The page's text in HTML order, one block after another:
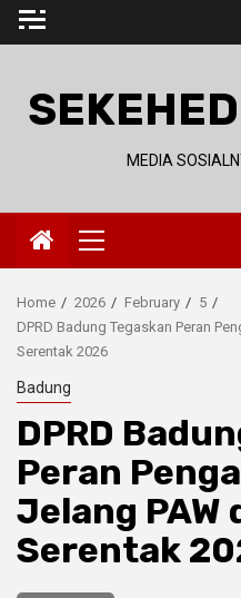
Skip
MEDIA
Primary
Menu
Home 2026 February
5
DPRD Badung Tegaskan Peran
Serentak 2026
Badung
DPRD
Peran
Jelang PAW
Serentak